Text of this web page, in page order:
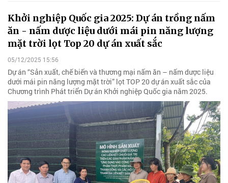
Khởi nghiệp Quốc gia 2025: Dự án trồng nấm
ăn - nấm dược liệu dưới mái pin năng lượng
mặt trời lọt Top 20 dự án xuất sắc
05/12/2025 15:56
Dự án “Sản xuất, chế biến và thương mại nấm ăn – nấm dược liệu
dưới mái pin năng lượng mặt trời” lọt TOP 20 dự án xuất sắc của
Chương trình Phát triển Dự án Khởi nghiệp Quốc gia năm 2025.